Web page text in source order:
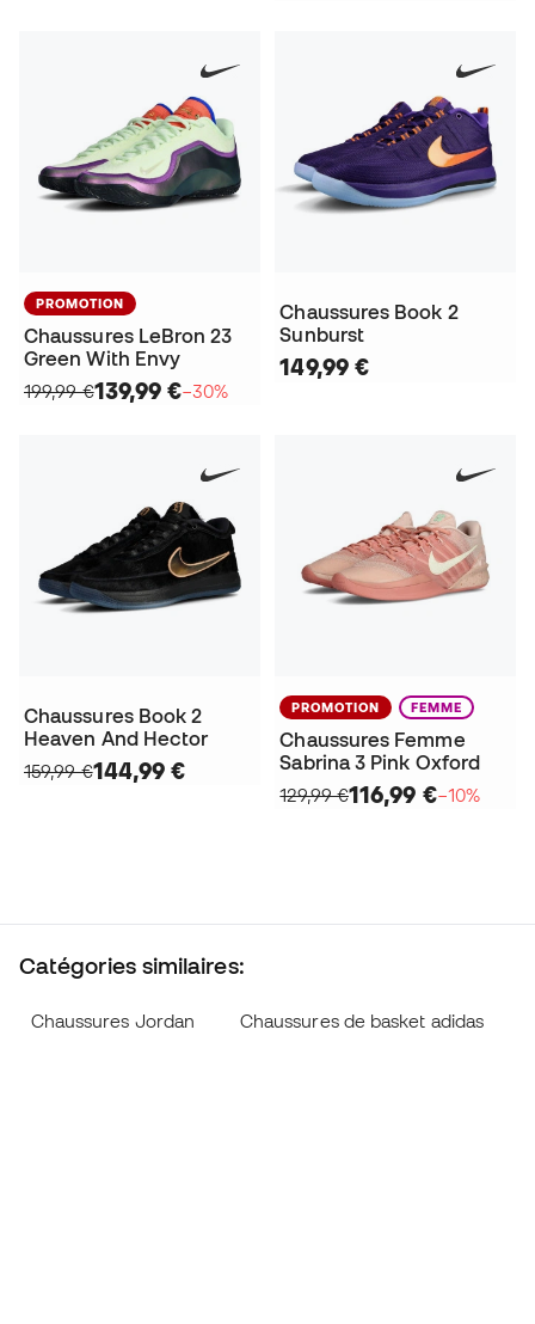
PROMOTION
Chaussures LeBron 23
Green With Envy
199,99 €139,99 €−30%
Chaussures Book 2
Sunburst
149,99 €
Chaussures Book 2
Heaven And Hector
159,99 €144,99 €
PROMOTION FEMME
Chaussures Femme
Sabrina 3 Pink Oxford
129,99 €116,99 €−10%
Catégories similaires:
Chaussures Jordan Chaussures de basket adidas